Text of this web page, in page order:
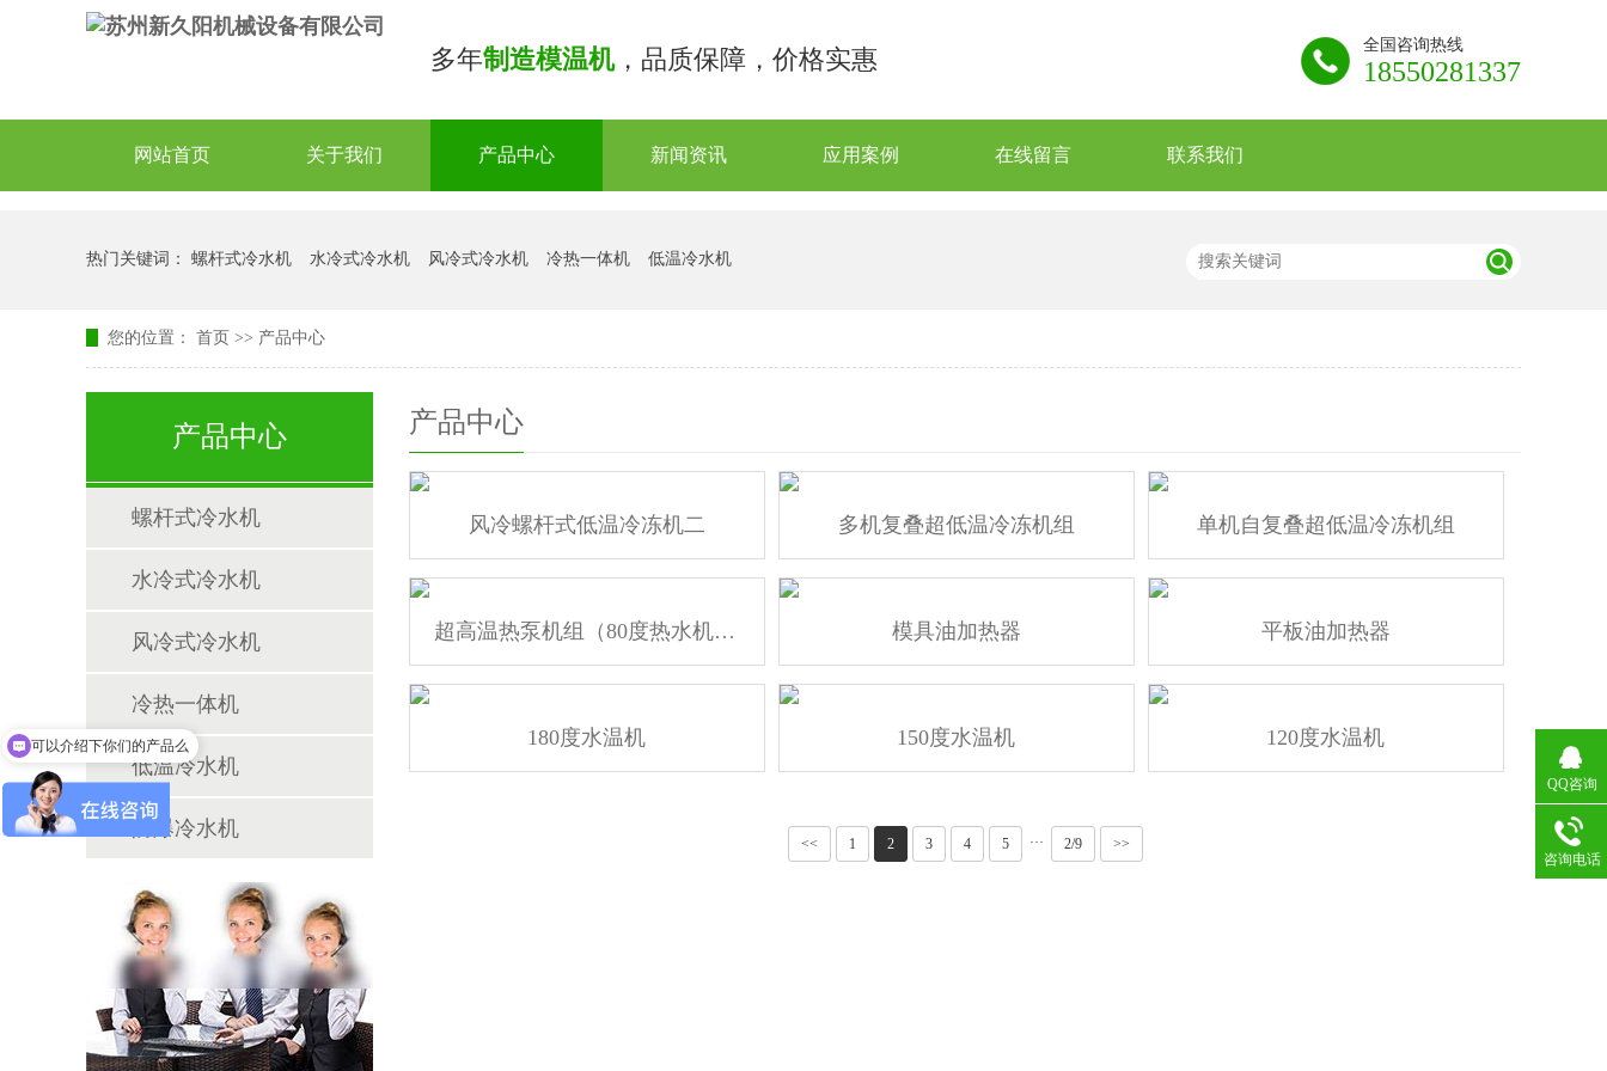
多年制造模温机，品质保障，价格实惠 全国咨询热线
18550281337
网站首页 关于我们 产品中心 新闻资讯 应用案例 在线留言 联系我们
热门关键词： 螺杆式冷水机 水冷式冷水机 风冷式冷水机 冷热一体机 低温冷水机
您的位置： 首页 >> 产品中心
产品中心
螺杆式冷水机
水冷式冷水机
风冷式冷水机
冷热一体机
低温冷水机
防爆冷水机
产品中心
风冷螺杆式低温冷冻机二 多机复叠超低温冷冻机组 单机自复叠超低温冷冻机组
超高温热泵机组（80度热水机组） 模具油加热器 平板油加热器
180度水温机 150度水温机 120度水温机
<< 1 2 3 4 5 ··· 2/9 >>
QQ咨询
咨询电话
可以介绍下你们的产品么